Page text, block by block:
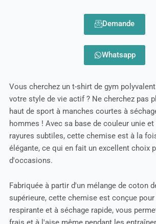
Demande
Whatsapp
Vous cherchez un t-shirt de gym
votre style de vie actif ? Ne cherchez pas
haut de sport à manches courtes à
hommes ! Avec sa base de couleur unie
rayures subtiles, cette chemise est à la
élégante, ce qui en fait un excellent choix
d'occasions.
Fabriquée à partir d'un mélange de coton
supérieure, cette chemise est conçue
respirante et à séchage rapide, vous